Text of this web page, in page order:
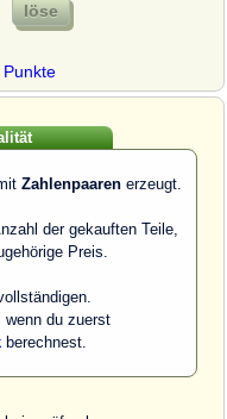
Zahlenpaaren erzeugt.
der gekauften Teile,
Preis.
du zuerst
berechnest.